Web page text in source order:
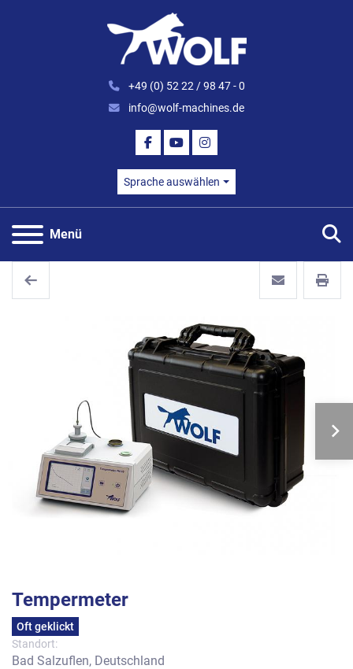
+49 (0) 52 22 / 98 47 - 0
info@wolf-machines.de
FACEBOOK
YOUTUBEINSTAGRAM
Sprache auswählen
Menü
Tempermeter
Oft geklickt
Standort:
Bad Salzuflen, Deutschland